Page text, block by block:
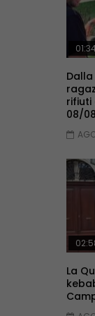
01:34
rifiuti
08/
La